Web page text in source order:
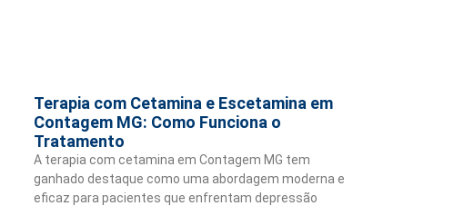
Terapia com Cetamina e Escetamina em
Contagem MG: Como Funciona o
Tratamento
A terapia com cetamina em Contagem MG tem
ganhado destaque como uma abordagem moderna e
eficaz para pacientes que enfrentam depressão